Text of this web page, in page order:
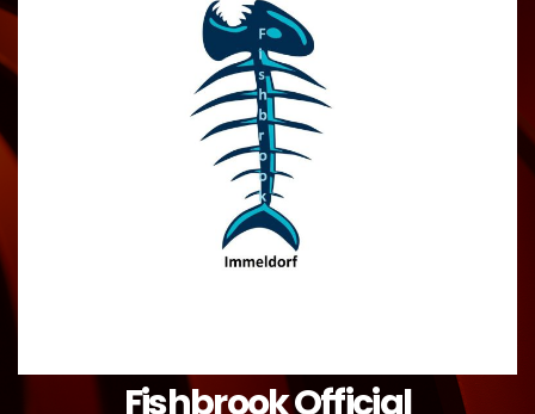
Fishbrook Official